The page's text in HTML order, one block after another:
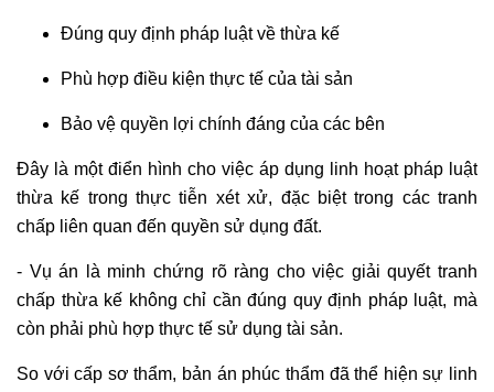
Đúng quy định pháp luật về thừa kế
Phù hợp điều kiện thực tế của tài sản
Bảo vệ quyền lợi chính đáng của các bên
Đây là một điển hình cho việc áp dụng linh hoạt pháp luật
thừa kế trong thực tiễn xét xử, đặc biệt trong các tranh
chấp liên quan đến quyền sử dụng đất.
- Vụ án là minh chứng rõ ràng cho việc giải quyết tranh
chấp thừa kế không chỉ cần đúng quy định pháp luật, mà
còn phải phù hợp thực tế sử dụng tài sản.
So với cấp sơ thẩm, bản án phúc thẩm đã thể hiện sự linh